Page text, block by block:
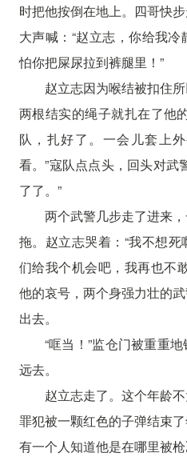
时把他按倒在地上。四哥快
大声喊：“赵立志，你给我
怕你把屎尿拉到裤腿里！”
赵立志因为喉结被扣住
两根结实的绳子就扎在了他
队，扎好了。一会儿套上
看。”寇队点点头，回头对武
了了。”
两个武警几步走了进来
拖。赵立志哭着：“我不想
们给我个机会吧，我再也
他的哀号，两个身强力壮的
出去。
“哐当！”监仓门被重重
远去。
赵立志走了。这个年龄
罪犯被一颗红色的子弹结束
有一个人知道他是在哪里被